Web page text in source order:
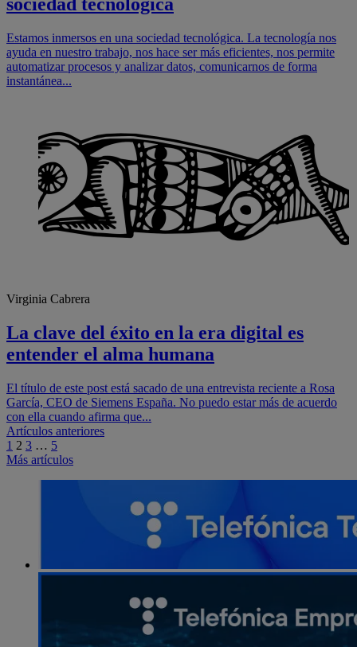
sociedad tecnológica
Estamos inmersos en una sociedad tecnológica. La tecnología nos
ayuda en nuestro trabajo, nos hace ser más eficientes, nos permite
automatizar procesos y analizar datos, comunicarnos de forma
instantánea...
Virginia Cabrera
La clave del éxito en la era digital es
entender el alma humana
El título de este post está sacado de una entrevista reciente a Rosa
García, CEO de Siemens España. No puedo estar más de acuerdo
con ella cuando afirma que...
Navegación
de
entradas
Artículos anteriores
1 2 3 … 5
Más artículos